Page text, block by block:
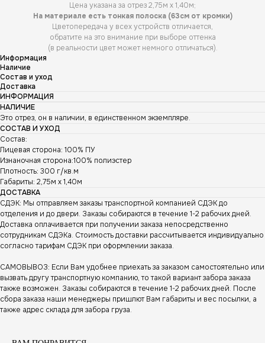
Цена указана за отрез 2,75м х 1,40м;
На материале есть тонкая полоска (63см от кромки)
Цветопередача у всех устройств отличается,
обратите на это внимание при выборе оттенка
(в реальности цвет может немного отличаться).
Информация
Наличие
Состав и уход
Доставка
ИНФОРМАЦИЯ
НАЛИЧИЕ
Это отрез, он в наличии, в единственном экземпляре.
СОСТАВ И УХОД
Состав:
Лицевая сторона: 100% ПУ
Изнаночная сторона:100% полиэстер
Плотность: 300 г/кв.м
Габариты: 2,75м х 1,40м
ДОСТАВКА
СДЭК: Мы отправляем заказы транспортной компанией СДЭК до
отделения и до двери. Заказы собираются в течение 1-2 рабочих дней.
Доставка оплачивается при получении заказа непосредственно
сотрудникам СДЭКа. Стоимость доставки рассчитывается индивидуально
согласно тарифам СДЭК при оформлении заказа.
САМОВЫВОЗ: Если Вам удобнее приехать за заказом самостоятельно или
вызвать другу транспортную компанию, то такой вариант забора заказа
также возможен. Заказы собираются в течение 1-2 рабочих дней. После
сбора заказа наши менеджеры пришлют Вам габариты и вес посылки, а
также адрес склада для забора груза.